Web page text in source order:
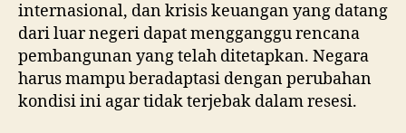
internasional, dan krisis keuangan yang datang
dari luar negeri dapat mengganggu rencana
pembangunan yang telah ditetapkan. Negara
harus mampu beradaptasi dengan perubahan
kondisi ini agar tidak terjebak dalam resesi.